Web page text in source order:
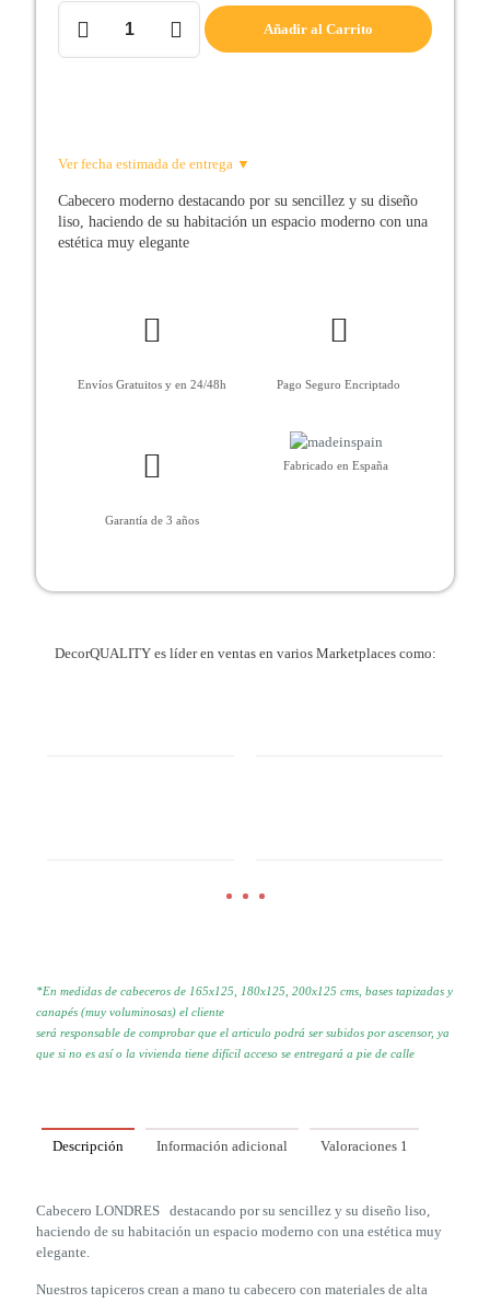
Cabecero
cama
Añadir al Carrito
Ver fecha estimada de entrega ▼
Cabecero moderno destacando por su sencillez y su diseño
liso, haciendo de su habitación un espacio moderno con una
estética muy elegante
Envíos Gratuitos y en 24/48h Pago Seguro Encriptado
Garantía de 3 años
Fabricado en España
DecorQUALITY es líder en ventas en varios Marketplaces como:
*En medidas de cabeceros de 165x125, 180x125, 200x125 cms, bases tapizadas y
canapés (muy voluminosas) el cliente
será responsable de comprobar que el articulo podrá ser subidos porascensor, ya
que si no es así o la vivienda tiene difícil acceso se entregará a pie de calle
Descripción Información adicional Valoraciones 1
Cabecero LONDRES destacando por su sencillez y su diseño liso,
haciendo de su habitación un espacio moderno con una estética muy
elegante.
Nuestros tapiceros crean a mano tu cabecero con materiales de alta